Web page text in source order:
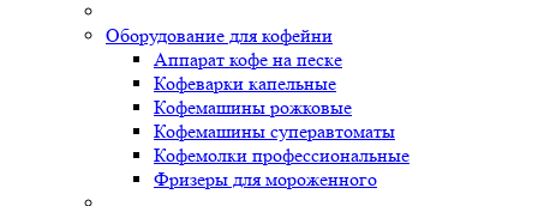
Оборудование для кофейни
Аппарат кофе на песке
Кофеварки капельные
Кофемашины рожковые
Кофемашины суперавтоматы
Кофемолки профессиональные
Фризеры для мороженного